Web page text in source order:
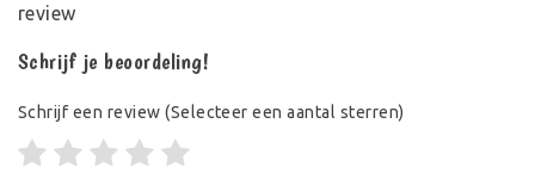
review
Schrijf je beoordeling!
Schrijf een review (Selecteer een aantal sterren)